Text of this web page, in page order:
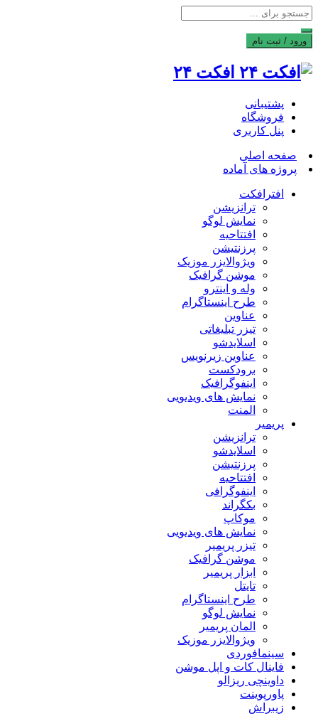
ورود / ثبت نام
افکت ۲۴
پشتیبانی
فروشگاه
پنل کاربری
صفحه اصلی
پروژه های آماده
افترافکت
ترانزیشن
نمایش لوگو
افتتاحیه
پرزنتیشن
ویژوالایزر موزیک
موشن گرافیک
وله و اینترو
طرح اینستاگرام
عناوین
تیزر تبلیغاتی
اسلایدشو
عناوین زیرنویس
برودکست
اینفوگرافیک
نمایش های ویدیویی
المنت
پریمیر
ترانزیشن
اسلایدشو
پرزنتیشن
افتتاحیه
اینفوگرافی
بکگراند
موکاپ
نمایش های ویدیویی
تیزر پریمیر
موشن گرافیک
ابزار پریمیر
تایتل
طرح اینستاگرام
نمایش لوگو
المان پریمیر
ویژوالایزر موزیک
سینمافوردی
فاینال کات و اپل موشن
داوینچی ریزالو
پاورپوینت
زیبراش